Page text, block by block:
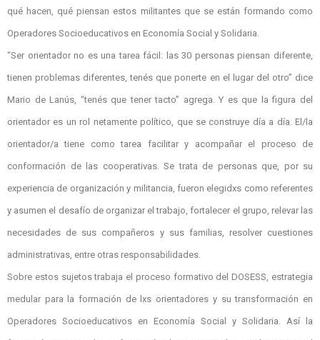
qué hacen, qué piensan estos militantes que se están formando como
Operadores Socioeducativos en Economía Social y Solidaria.
“Ser orientador no es una tarea fácil: las 30 personas piensan diferente,
tienen problemas diferentes, tenés que ponerte en el lugar del otro” dice
Mario de Lanús, “tenés que tener tacto” agrega. Y es que la figura del
orientador es un rol netamente político, que se construye día a día. El/la
orientador/a tiene como tarea facilitar y acompañar el proceso de
conformación de las cooperativas. Se trata de personas que, por su
experiencia de organización y militancia, fueron elegidxs como referentes
y asumen el desafío de organizar el trabajo, fortalecer el grupo, relevar las
necesidades de sus compañeros y sus familias, resolver cuestiones
administrativas, entre otras responsabilidades.
Sobre estos sujetos trabaja el proceso formativo del DOSESS, estrategia
medular para la formación de lxs orientadores y su transformación en
Operadores Socioeducativos en Economía Social y Solidaria. Así la